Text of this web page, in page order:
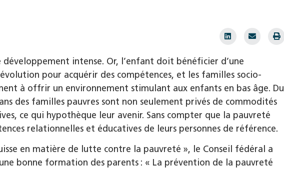
intense. Or, l’enfant doit bénéficier d’une
pour acquérir des compétences, et les familles socio-
à offrir un environnement stimulant aux enfants en bas âge. Du
des familles pauvres sont non seulement privés de commodités
ce qui hypothèque leur avenir. Sans compter que la pauvreté
relationnelles et éducatives de leurs personnes de référence.
en matière de lutte contre la pauvreté », le Conseil fédéral a
bonne formation des parents : « La prévention de la pauvreté